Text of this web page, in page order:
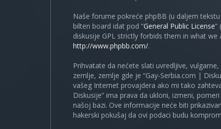
Naše forume pokreće phpBB (u daljem tekstu
bilten board idat pod “General Public License”
diskusije GPL strictly forbids them in what
http://www.phpbb.com/.
Prihvatate da nećete slati uvredljive,
zemlje, zemlje gde je “Gay-Serbia.com |
vašeg Internet provajdera ako mi tako
Diskusije” ima prava da ukloni, izmeni,
našoj bazi. Ove informacije neće biti
hakerski pokušaj da ovi podaci budu